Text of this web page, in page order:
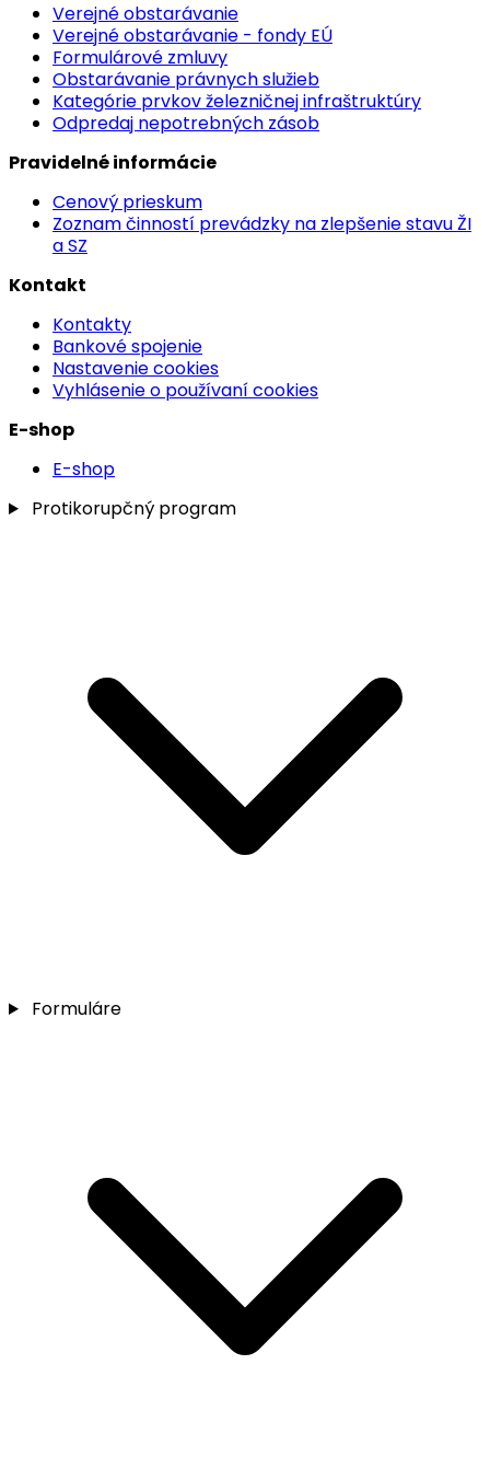
Verejné obstarávanie
Verejné obstarávanie - fondy EÚ
Formulárové zmluvy
Obstarávanie právnych služieb
Kategórie prvkov železničnej infraštruktúry
Odpredaj nepotrebných zásob
Pravidelné informácie
Cenový prieskum
Zoznam činností prevádzky na zlepšenie stavu ŽI
a SZ
Kontakt
Kontakty
Bankové spojenie
Nastavenie cookies
Vyhlásenie o používaní cookies
E-shop
E-shop
Protikorupčný program
Formuláre